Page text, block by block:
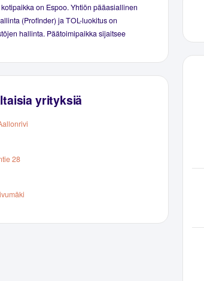
on Espoo. Yhtiön pääasiallinen
(Profinder) ja TOL-luokitus on
hallinta. Päätoimipaikka sijaitsee
yrityksiä
28